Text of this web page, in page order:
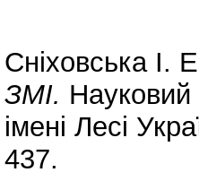
Сніховська І.
ЗМІ. Науковий
імені Лесі
437.